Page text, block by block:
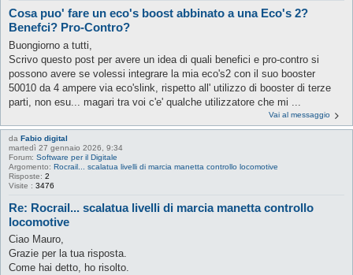
Cosa puo' fare un eco's boost abbinato a una Eco's 2?
Benefci? Pro-Contro?
Buongiorno a tutti,
Scrivo questo post per avere un idea di quali benefici e pro-contro si
possono avere se volessi integrare la mia eco's2 con il suo booster
50010 da 4 ampere via eco'slink, rispetto all' utilizzo di booster di terze
parti, non esu... magari tra voi c'e' qualche utilizzatore che mi ...
Vai al messaggio
da Fabio digital
martedì 27 gennaio 2026, 9:34
Forum: Software per il Digitale
Argomento: Rocrail... scalatua livelli di marcia manetta controllo locomotive
Risposte: 2
Visite : 3476
Re: Rocrail... scalatua livelli di marcia manetta controllo
locomotive
Ciao Mauro,
Grazie per la tua risposta.
Come hai detto, ho risolto.